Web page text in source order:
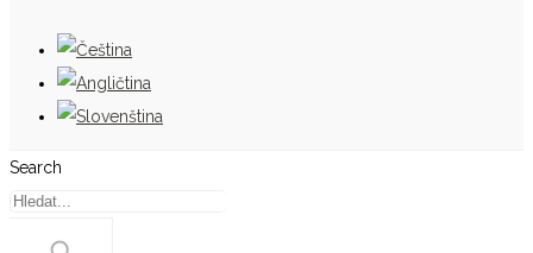
Search